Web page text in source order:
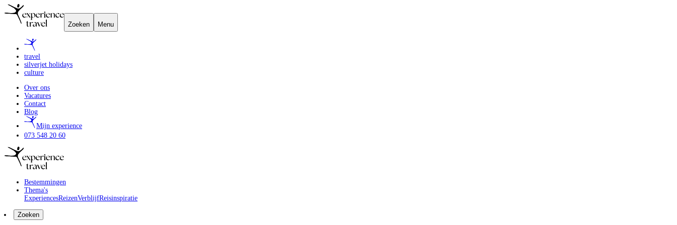
Zoeken Menu
travel
silverjet holidays
culture
Over ons
Vacatures
Contact
Blog
Mijn experience
073 548 20 60
Bestemmingen
Thema's
ExperiencesReizenVerblijfReisinspiratie
Zoeken